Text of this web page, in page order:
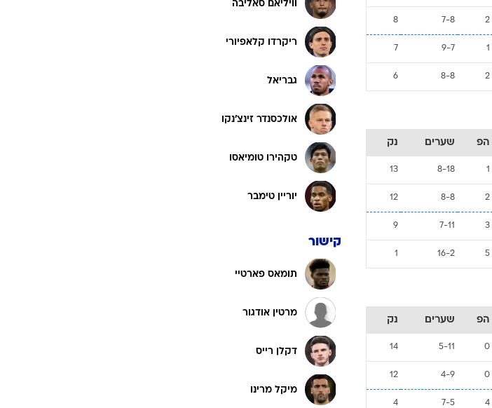
רוגבי וקריקט
ביליארד
2
7-8
8
1
9-7
7
2
8-8
6
הפ שערים נק
1
8-18
13
2
8-8
12
3
7-11
9
5
16-2
1
הפ שערים נק
0
5-11
14
0
4-9
12
4
7-5
4
וויליאם סאליבה
ריקרדו קלאפיורי
גבריאל
אולכסנדר זינצ'נקו
טקהירו טומיאסו
יוריין טימבר
קישור
תומאס פארטיי
מרטין אודגור
דקלן רייס
מיקל מרינו